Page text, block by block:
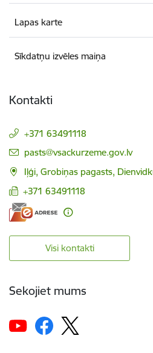
Lapas karte
Sīkdatņu izvēles maiņa
Kontakti
+371 63491118
E-pasts:
pasts@vsackurzeme.gov.lv
Iļģi, Grobiņas pagasts,
+371 63491118
Visi kontakti
Sekojiet mums